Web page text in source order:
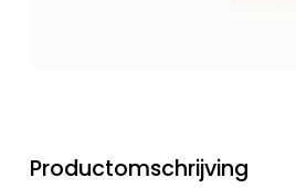
Productomschrijving